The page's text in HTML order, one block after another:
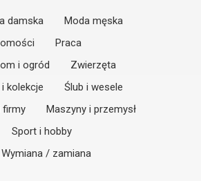
damska
Moda męska
Praca
i ogród
Zwierzęta
kolekcje
Ślub i wesele
firmy
Maszyny i przemysł
Sport i hobby
Wymiana / zamiana